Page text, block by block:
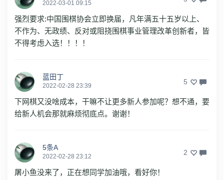
2022-03-01 09:15
强烈要求:中国围棋协会立即换届，凡年满五十五岁以上、
不作为、无政绩、反对或阻挠围棋事业管理改革创新者，皆
不得考虑入选！！！！
蓝田丁
2022-02-28 23:39 5
下网棋又没啥成本，干嘛不让更多新人参加呢？想不通，要
给新人机会那就麻烦彻底点。谢谢！
5条A
2022-02-28 23:12 2
屠小鱼没来了，正在想同学加油哦，看好你！